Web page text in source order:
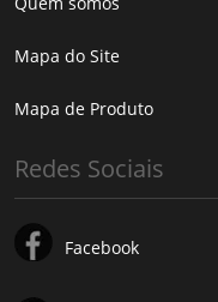
Mapa do Site
Mapa de Produto
Redes Sociais
Facebook